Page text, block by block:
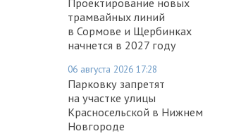
трамвайных линий
в Сормове и Щербинках
начнется в 2027 году
06 августа 2026 17:28
Парковку запретят
на участке улицы
Красносельской в Нижнем
Новгороде